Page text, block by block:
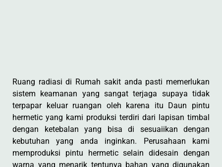
Ruang radiasi di Rumah sakit anda pasti memerlukan
sistem keamanan yang sangat terjaga supaya tidak
terpapar keluar ruangan oleh karena itu Daun pintu
hermetic yang kami produksi terdiri dari lapisan timbal
dengan ketebalan yang bisa di sesuaiikan dengan
kebutuhan yang anda inginkan. Perusahaan kami
memproduksi pintu hermetic selain didesain dengan
warna yang menarik tentunya bahan yang digunakan